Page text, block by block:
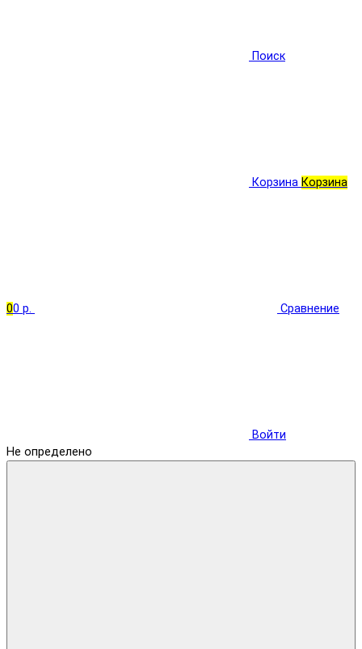
Поиск
Корзина Корзина
00 р. Сравнение
Войти
Не определено